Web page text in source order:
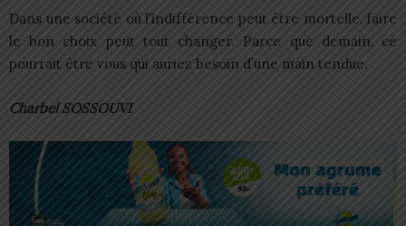
Dans une société où l’indifférence peut être mortelle, faire
le bon choix peut tout changer. Parce que demain, ce
pourrait être vous qui auriez besoin d’une main tendue.
Charbel SOSSOUVI